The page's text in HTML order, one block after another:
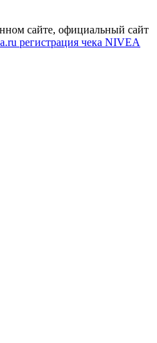
сайте, официальный сайт
регистрация чека NIVEA